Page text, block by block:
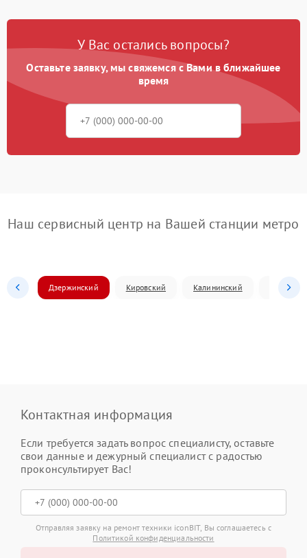
У Вас остались вопросы?
Оставьте заявку, мы свяжемся с Вами в ближайшее
время
Наш сервисный центр на Вашей станции метро
Дзержинский Кировский Калининский
Контактная информация
Если требуется задать вопрос специалисту, оставьте
свои данные и дежурный специалист с радостью
проконсультирует Вас!
Отправляя заявку на ремонт техники iconBIT, Вы соглашаетесь с
Политикой конфиденциальности